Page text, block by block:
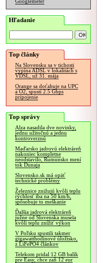
Googlemeter
Hľadanie
Top články
Na Slovensku sa v tichosti
vypína ADSL v lokalitách s
VDSL, už 31. mája
Orange sa doťahuje na UPC
a O2, spustí 2.5 Gbps
pripojenie
Top správy
Alza nasadila dve novinky,
jednu užitočnú a jednu
kontroverznú
Maďarsko jadrovú elektráreň
nakoniec kompletne
neodstavilo, Rumunsko mení
tok Dunaja
Slovensko.sk má opäť
technické problémy
Železnice znižujú kvôli teplu
rýchlosť iba na 50 km/h,
spôsobuje to meškanie
Ďalšia jadrová elektráreň
južne od Slovenska musela
kvôli teplu znížiť výkon
V Poľsku spustili takmer
gigawatthodinové úložisko,
z LiFePO4 článkov
Telekom pridal 12 GB balík
pre Easy, chce zaň 12 eur